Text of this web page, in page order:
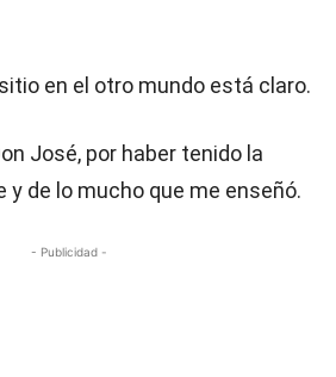
en el otro mundo está claro.
José, por haber tenido la
y de lo mucho que me enseñó.
- Publicidad -